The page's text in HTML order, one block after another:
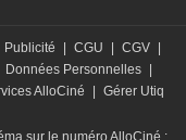
Publicité | CGU | CGV |
Données Personnelles |
AlloCiné | Gérer Utiq
sur le numéro AlloCiné :